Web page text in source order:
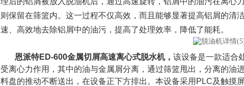
则保留在筛篮内。这一过程不仅高效，而且能够显著提高铝屑的清
速、高效地去除铝屑中的油污，提高了处理效率，降低了能耗。
恩派特ED-600金属切屑高速离心式脱水机， 该设备是一款适合
受离心力作用，其中的油与金属屑分离，通过筛篮甩出，分离的油
料盘的推动不断送出，在设备正下方排出。本设备采用PLC及触摸